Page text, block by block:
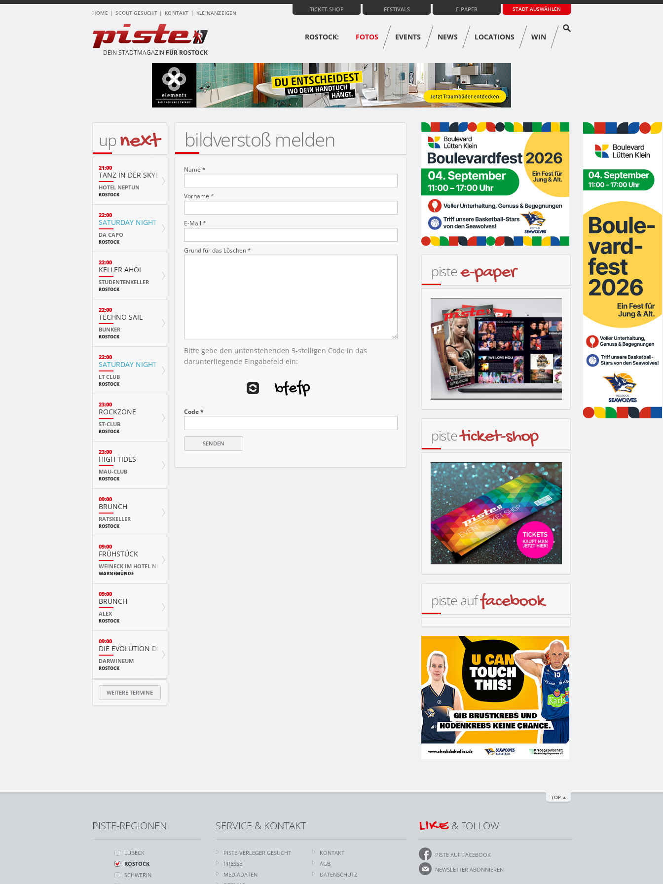
HOME SCOUT GESUCHT KONTAKT KLEINANZEIGEN
STADT AUSWÄHLEN
E-PAPER
FESTIVALS
TICKET-SHOP
DEIN STADTMAGAZIN FÜR ROSTOCK
ROSTOCK: FOTOS EVENTS NEWS LOCATIONS WIN
bildverstoß melden
Name *
Vorname *
E-Mail *
Grund für das Löschen *
Bitte gebe den untenstehenden 5-stelligen Code in das
darunterliegende Eingabefeld ein:
Code *
upnext
21:00
TANZ IN DER SKYBAR
HOTEL NEPTUN
ROSTOCK
22:00
SATURDAY NIGHT
DA CAPO
ROSTOCK
22:00
KELLER AHOI
STUDENTENKELLER
ROSTOCK
22:00
TECHNO SAIL
BUNKER
ROSTOCK
22:00
SATURDAY NIGHT FEVER
LT CLUB
ROSTOCK
23:00
ROCKZONE
ST-CLUB
ROSTOCK
23:00
HIGH TIDES
MAU-CLUB
ROSTOCK
09:00
BRUNCH
RATSKELLER
ROSTOCK
09:00
FRÜHSTÜCK
WEINECK IM HOTEL NEPTUN
WARNEMÜNDE
09:00
BRUNCH
ALEX
ROSTOCK
09:00
DIE EVOLUTION DER TIERE MIT PLAYMOBIL
DARWINEUM
ROSTOCK
WEITERE TERMINE
pistee-paper
pisteticket-shop
piste auffacebook
TOP
PISTE-REGIONEN
LÜBECK
ROSTOCK
SCHWERIN
SERVICE & KONTAKT
PISTE-VERLEGER GESUCHT
PRESSE
MEDIADATEN
KONTAKT
AGB
DATENSCHUTZ
LIKE& FOLLOW
PISTE AUF FACEBOOK
NEWSLETTER ABONNIEREN